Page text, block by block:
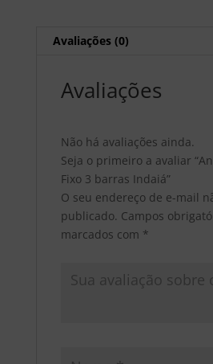
Avaliações (0)
Avaliações
Não há avaliações ainda.
Seja o primeiro a avaliar
Fixo 3 barras Indaiá”
O seu endereço de e-mail
publicado. Campos
marcados com *